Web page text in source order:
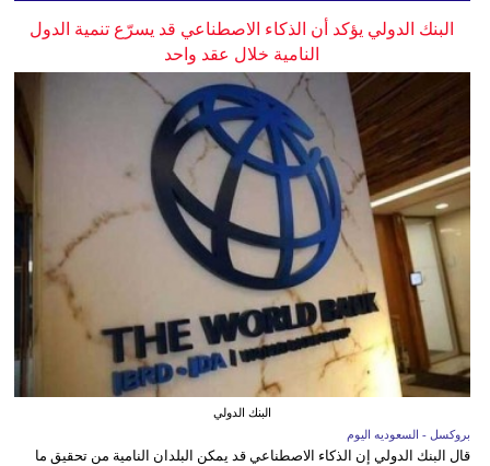
البنك الدولي يؤكد أن الذكاء الاصطناعي قد يسرّع تنمية الدول
النامية خلال عقد واحد
البنك الدولي
بروكسل - السعوديه اليوم
قال البنك الدولي إن الذكاء الاصطناعي قد يمكن البلدان النامية من تحقيق ما